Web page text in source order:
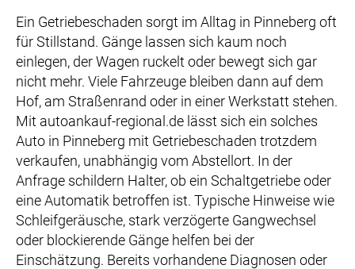
Ein Getriebeschaden sorgt im Alltag in Pinneberg oft
für Stillstand. Gänge lassen sich kaum noch
einlegen, der Wagen ruckelt oder bewegt sich gar
nicht mehr. Viele Fahrzeuge bleiben dann auf dem
Hof, am Straßenrand oder in einer Werkstatt stehen.
Mit autoankauf-regional.de lässt sich ein solches
Auto in Pinneberg mit Getriebeschaden trotzdem
verkaufen, unabhängig vom Abstellort. In der
Anfrage schildern Halter, ob ein Schaltgetriebe oder
eine Automatik betroffen ist. Typische Hinweise wie
Schleifgeräusche, stark verzögerte Gangwechsel
oder blockierende Gänge helfen bei der
Einschätzung. Bereits vorhandene Diagnosen oder